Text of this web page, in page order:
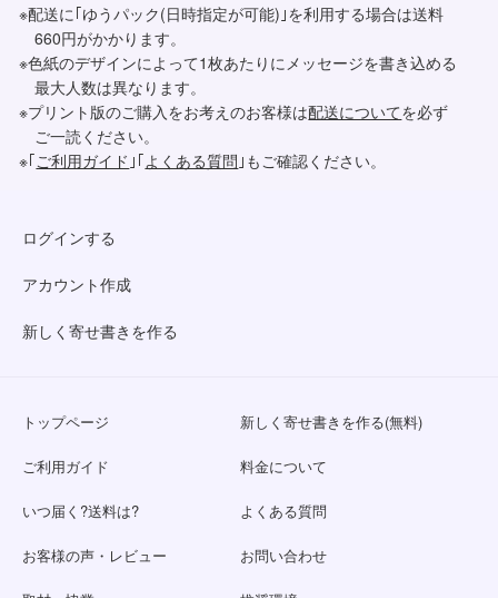
※配送に｢ゆうパック(日時指定が可能)｣を利用する場合は送料
660円がかかります。
※色紙のデザインによって1枚あたりにメッセージを書き込める
最大人数は異なります。
※プリント版のご購入をお考えのお客様は配送についてを必ず
ご一読ください。
※｢ご利用ガイド ｣｢よくある質問 ｣もご確認ください。
ログインする
アカウント作成
新しく寄せ書きを作る
トップページ 新しく寄せ書きを作る(無料)
ご利用ガイド 料金について
いつ届く?送料は? よくある質問
お客様の声・レビュー お問い合わせ